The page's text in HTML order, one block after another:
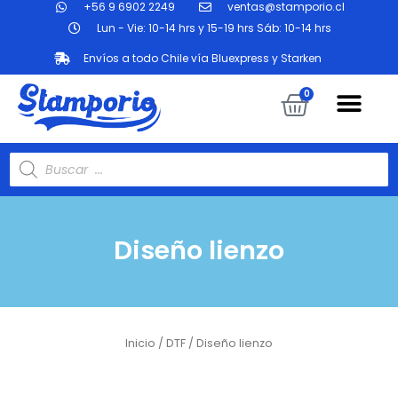
contenido
+56 9 6902 2249
ventas@stamporio.cl
Lun - Vie: 10-14 hrs y 15-19 hrs Sáb: 10-14 hrs
Envíos a todo Chile vía Bluexpress y Starken
0
Búsqueda
de
productos
Diseño lienzo
Inicio / DTF / Diseño lienzo